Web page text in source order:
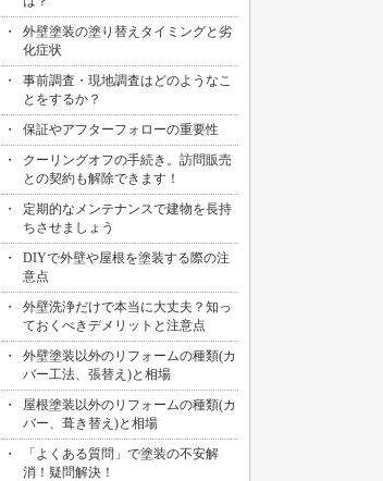
2026/07/31
名古屋市守山区のお客様より、屋根塗装
工事の御見積依頼を頂きました！
2026/07/29
愛知県知多市のお客様より、外壁塗装・
ベランダ防水工事の御見積依頼を頂きま
した！
2026/07/29
名古屋市中川区のお客様より、外壁その
他塗装工事の御見積依頼を頂きました！
2026/07/31
海部郡大治町のお客様より、屋根・外壁
その他塗装工事の御見積依頼を頂きまし
た！
2026/07/30
名古屋市名東区のお客様より、屋上バル
コニー防水工事の御見積依頼を頂きまし
た！
2026/07/29
外壁塗装の塗り替えタイミングと劣
化症状
事前調査・現地調査はどのようなこ
とをするか？
保証やアフターフォローの重要性
クーリングオフの手続き。訪問販売
との契約も解除できます！
定期的なメンテナンスで建物を長持
ちさせましょう
DIYで外壁や屋根を塗装する際の注
意点
外壁洗浄だけで本当に大丈夫？知っ
ておくべきデメリットと注意点
外壁塗装以外のリフォームの種類(カ
バー工法、張替え)と相場
屋根塗装以外のリフォームの種類(カ
バー、葺き替え)と相場
「よくある質問」で塗装の不安解
消！疑問解決！